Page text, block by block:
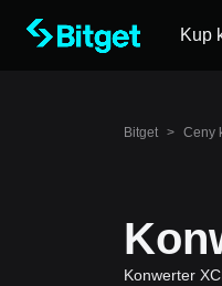
Kup
Bitget > Ceny
Konwerter